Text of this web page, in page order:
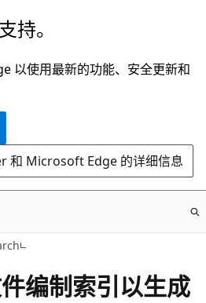
持。
以使用最新的功能、安全更新和
和 Microsoft Edge 的详细信息
编制索引以生成